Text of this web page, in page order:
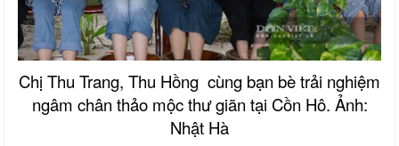
Chị Thu Trang, Thu Hồng cùng bạn bè trải nghiệm
ngâm chân thảo mộc thư giãn tại Cồn Hô. Ảnh:
Nhật Hà